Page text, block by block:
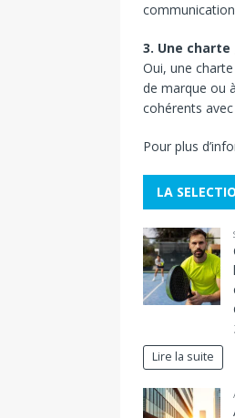
3. Une
Oui, une
de marque ou
cohérents
Pour plus
LA
Lire la suite